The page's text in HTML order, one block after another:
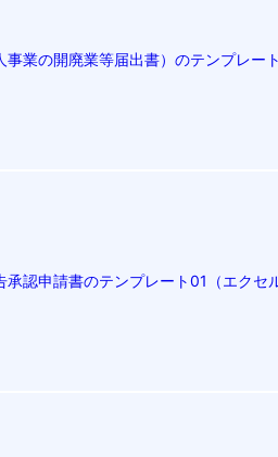
事業の開廃業等届出書）のテンプレー
承認申請書のテンプレート01（エクセ